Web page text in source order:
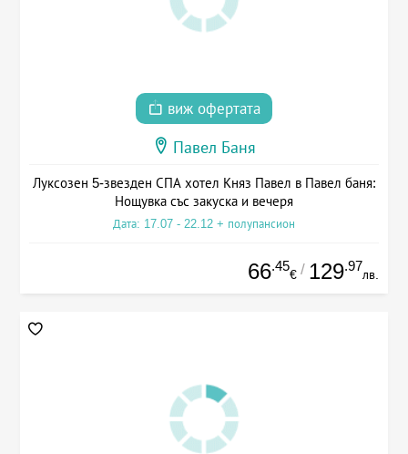
виж офертата
Павел Баня
Луксозен 5-звезден СПА хотел Княз Павел в Павел баня:
Нощувка със закуска и вечеря
Дата: 17.07 - 22.12 + полупансион
66.45
€ / 129.97
лв.